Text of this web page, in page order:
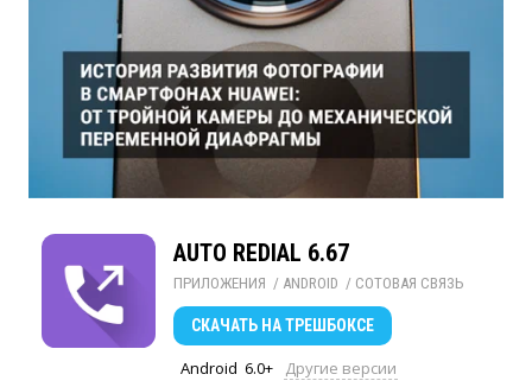
AUTO REDIAL 6.67
ПРИЛОЖЕНИЯ / ANDROID / СОТОВАЯ СВЯЗЬ
СКАЧАТЬ НА ТРЕШБОКСЕ
Android 6.0+ Другие версии